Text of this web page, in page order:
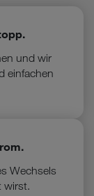
und wir
einfachen
Wechsels
wirst.